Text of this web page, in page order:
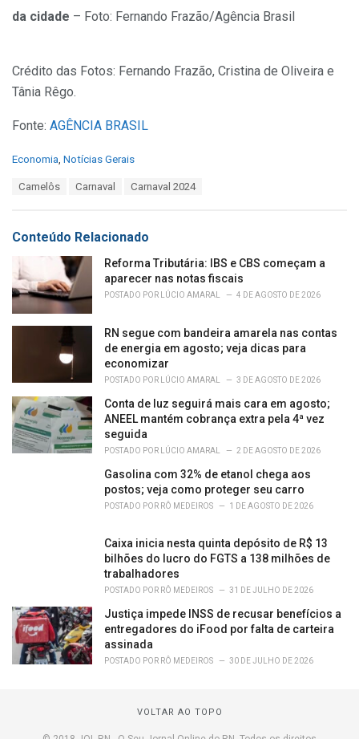
da cidade – Foto: Fernando Frazão/Agência Brasil
Crédito das Fotos: Fernando Frazão, Cristina de Oliveira e
Tânia Rêgo.
Fonte: AGÊNCIA BRASIL
C
o
r
s
Economia, Notícias Gerais
:
Camelôs Carnaval Carnaval 2024
Conteúdo Relacionado
Reforma Tributária: IBS e CBS começam a
aparecer nas notas fiscais
POSTADO POR LÚCIO AMARAL 4 DE AGOSTO DE 2026
RN segue com bandeira amarela nas contas
de energia em agosto; veja dicas para
economizar
POSTADO POR LÚCIO AMARAL 3 DE AGOSTO DE 2026
Conta de luz seguirá mais cara em agosto;
ANEEL mantém cobrança extra pela 4ª vez
seguida
POSTADO POR LÚCIO AMARAL 2 DE AGOSTO DE 2026
Gasolina com 32% de etanol chega aos
postos; veja como proteger seu carro
POSTADO POR RÔ MEDEIROS 1 DE AGOSTO DE 2026
Caixa inicia nesta quinta depósito de R$ 13
bilhões do lucro do FGTS a 138 milhões de
trabalhadores
POSTADO POR RÔ MEDEIROS 31 DE JULHO DE 2026
Justiça impede INSS de recusar benefícios a
entregadores do iFood por falta de carteira
assinada
POSTADO POR RÔ MEDEIROS 30 DE JULHO DE 2026
VOLTAR AO TOPO